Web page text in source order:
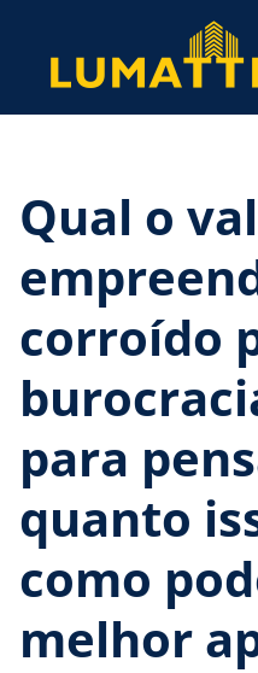
Qual o
corroído
para
quanto
como
melhor